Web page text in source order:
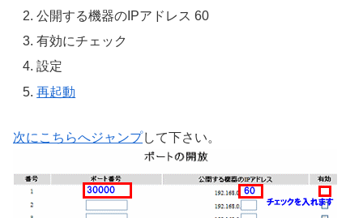
公開する機器のIPアドレス 60
有効にチェック
設定
再起動
次にこちらへジャンプして下さい。